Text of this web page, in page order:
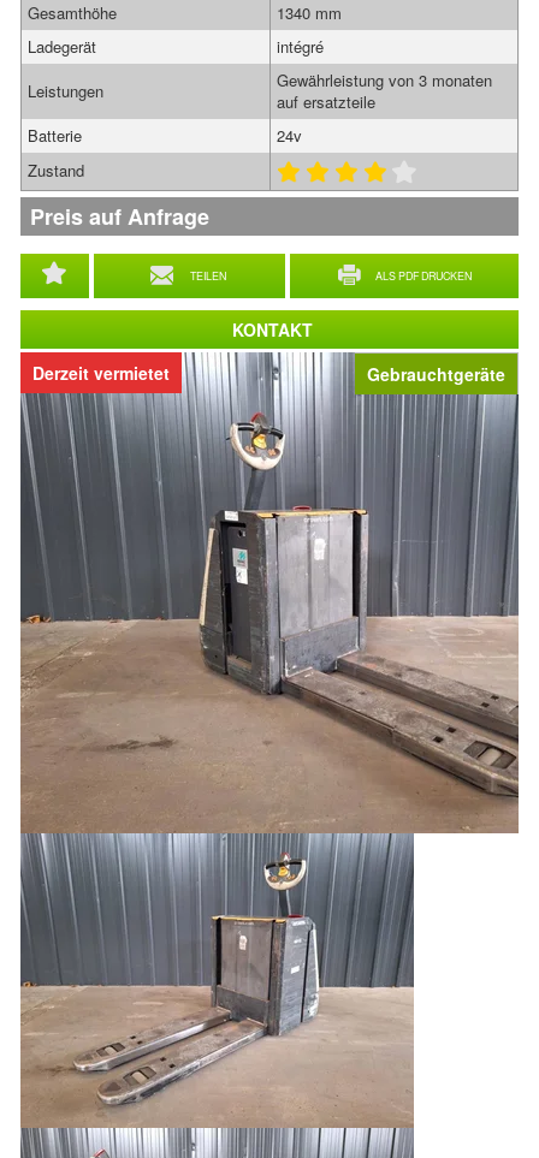
Gebrauchtgeräte
Derzeit vermietet
TEILEN ALS PDF DRUCKEN
Gesamthöhe
1340 mm
Ladegerät
intégré
Leistungen
Gewährleistung von 3 monaten
auf ersatzteile
Batterie
24v
Zustand
Preis auf Anfrage
KONTAKT